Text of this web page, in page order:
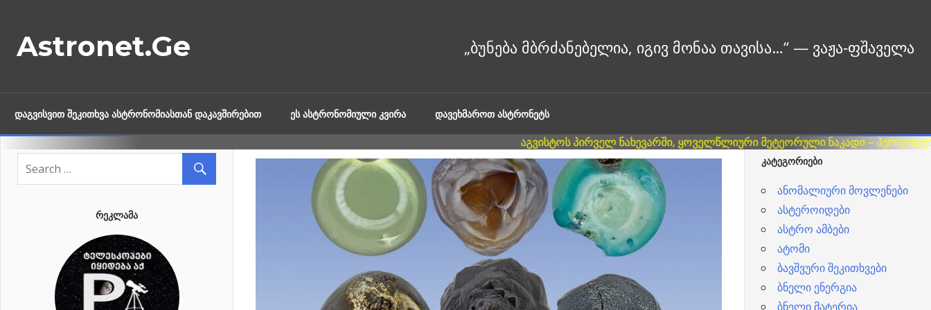
content
Astronet.Ge
ᲓᲐᲒᲕᲘᲡᲕᲘᲗ ᲨᲔᲙᲘᲗᲮᲕᲐ ᲐᲡᲢᲠᲝᲜᲝᲛᲘᲐᲡᲗᲐᲜ ᲓᲐᲙᲐᲕᲨᲘᲠᲔᲑᲘᲗ ᲔᲡ ᲐᲡᲢᲠᲝᲜᲝᲛᲘᲣᲚᲘ ᲙᲕᲘᲠᲐ ᲓᲐᲕᲔᲮᲛᲐᲠᲝᲗ ᲐᲡᲢᲠᲝᲜᲔᲢᲡ
ᲠᲔᲙᲚᲐᲛᲐ
ᲙᲐᲢᲔᲒᲝᲠᲘᲔᲑᲘ
ანომალიური მოვლენები
ასტეროიდები
ასტრო ამბები
ატომი
ბავშვური შეკითხვები
ბნელი ენერგია
ბნელი მატერია